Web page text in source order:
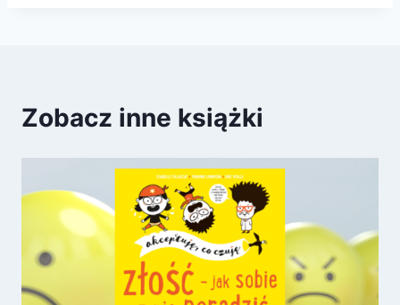
Zobacz inne książki